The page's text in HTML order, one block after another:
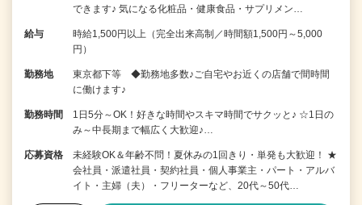
できます♪ 気になる化粧品・健康食品・サプリメン…
給与
時給1,500円以上（完全出来高制／時間額1,500円～5,000
円）
勤務地
東京都下等 ◆勤務地多数♪ご自宅やお近くの店舗で間時間
に働けます♪
勤務時間
1日5分～OK！好きな時間やスキマ時間でサクッと♪ ☆1日の
み～中長期まで幅広く大歓迎♪…
応募資格
未経験OK＆年齢不問！夏休みの1回きり・単発も大歓迎！ ★
会社員・派遣社員・契約社員・個人事業主・パート・アルバ
イト・主婦（夫）・フリーターなど、20代～50代…